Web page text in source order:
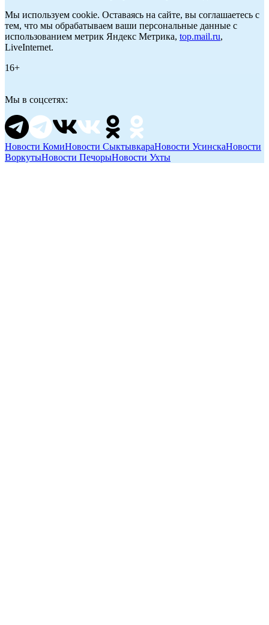
Мы используем cookie. Оставаясь на сайте, вы соглашаетесь с
тем, что мы обрабатываем ваши персональные данные с
использованием метрик Яндекс Метрика, top.mail.ru,
LiveInternet.
16+
Мы в соцсетях:
Новости КомиНовости СыктывкараНовости УсинскаНовости
ВоркутыНовости ПечорыНовости Ухты